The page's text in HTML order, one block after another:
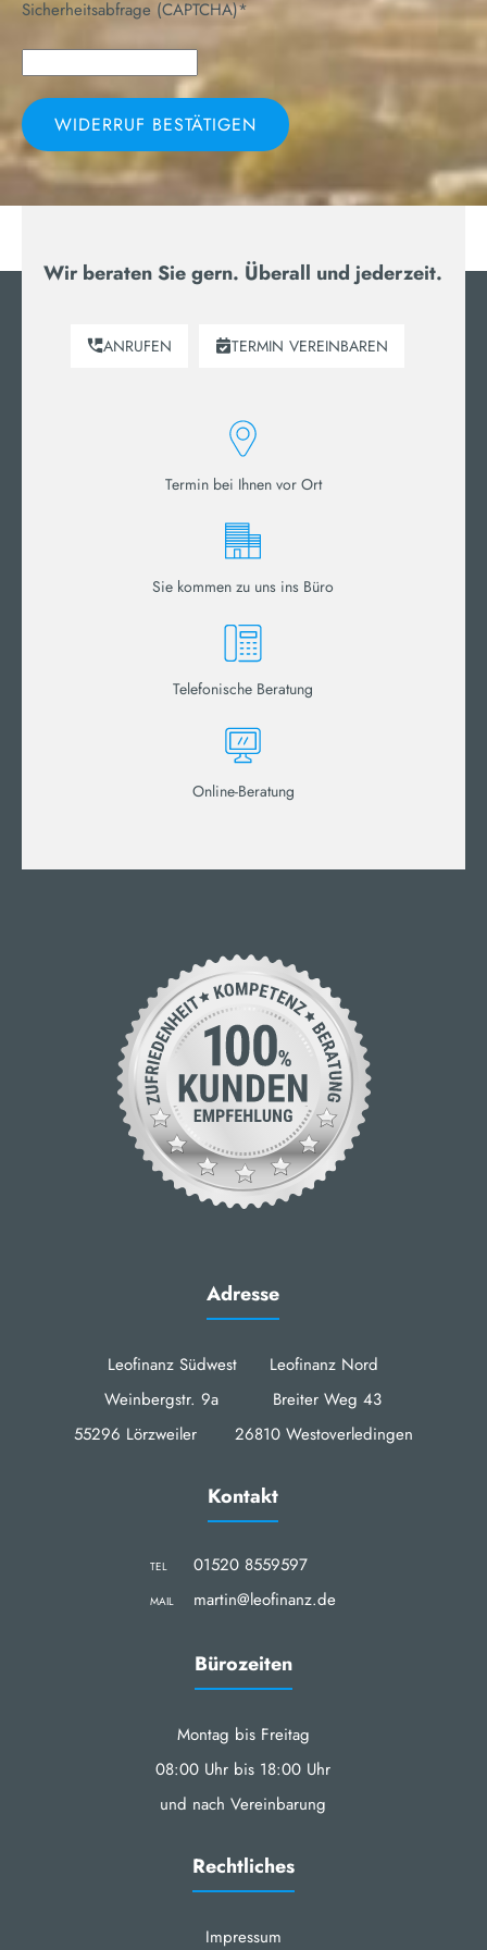
a
Sicherheitsabfrage (CAPTCHA)*
Wir beraten Sie gern. Überall und jederzeit.
ANRUFEN TERMIN VEREINBAREN
Termin bei Ihnen vor Ort
Sie kommen zu uns ins Büro
Telefonische Beratung
Online-Beratung
Adresse
Leofinanz Südwest Leofinanz Nord
Weinbergstr. 9a Breiter Weg 43
55296 Lörzweiler 26810 Westoverledingen
Kontakt
TEL 01520 8559597
MAIL martin@leofinanz.de
Bürozeiten
Montag bis Freitag
08:00 Uhr bis 18:00 Uhr
und nach Vereinbarung
Rechtliches
Impressum